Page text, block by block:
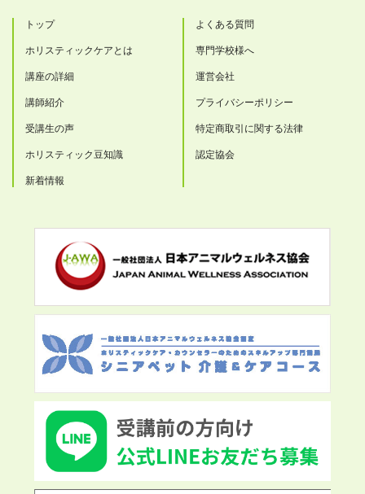
トップ
ホリスティックケアとは
講座の詳細
講師紹介
受講生の声
ホリスティック豆知識
新着情報
よくある質問
専門学校様へ
運営会社
プライバシーポリシー
特定商取引に関する法律
認定協会